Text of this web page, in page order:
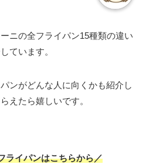
ニの全フライパン15種類の違い
ています。
ンがどんな人に向くかも紹介し
えたら嬉しいです。
ライパンはこちらから／